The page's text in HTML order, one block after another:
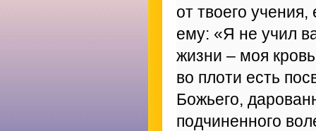
от твоего
ему: «Я не учил
жизни – моя
во плоти есть
Божьего,
подчиненного